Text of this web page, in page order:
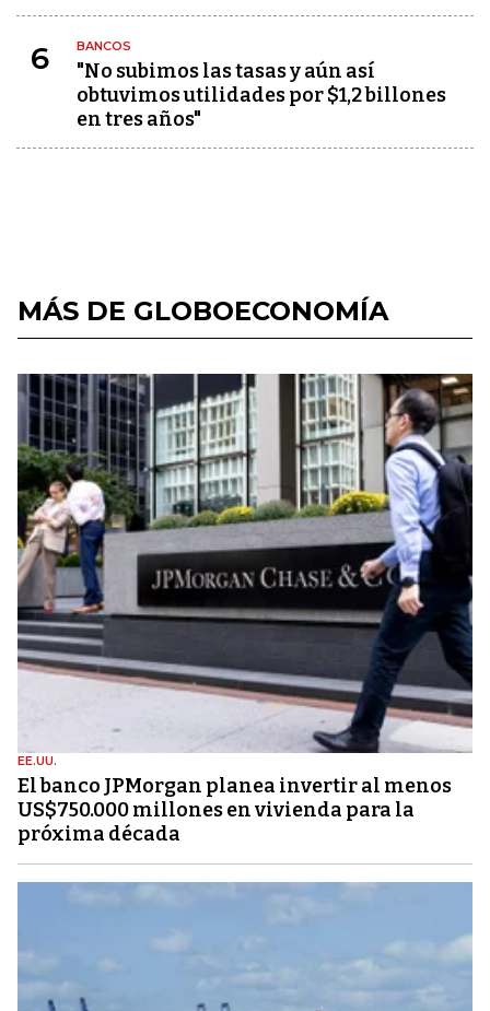
6 BANCOS
"No subimos las tasas y aún así
obtuvimos utilidades por $1,2 billones
en tres años"
MÁS DE GLOBOECONOMÍA
EE.UU.
El banco JPMorgan planea invertir al menos
US$750.000 millones en vivienda para la
próxima década